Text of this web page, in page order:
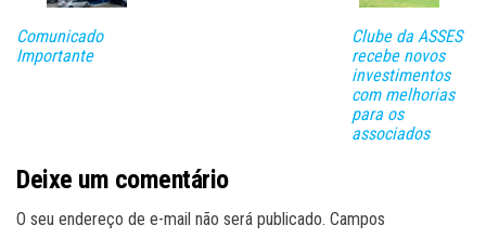
Comunicado
Importante
Clube da ASSES
recebe novos
investimentos
com melhorias
para os
associados
Deixe um comentário
O seu endereço de e-mail não será publicado. Campos